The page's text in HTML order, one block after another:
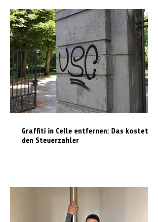
Graffiti in Celle entfernen: Das kostet es
den Steuerzahler